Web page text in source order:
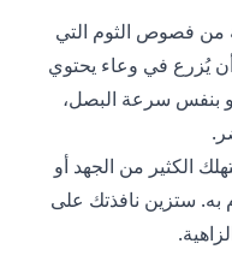
من فصوص الثوم التي
يُزرع في وعاء يحتوي
بنفس سرعة البصل،
الكثير من الجهد أو
به. ستزين نافذتك على